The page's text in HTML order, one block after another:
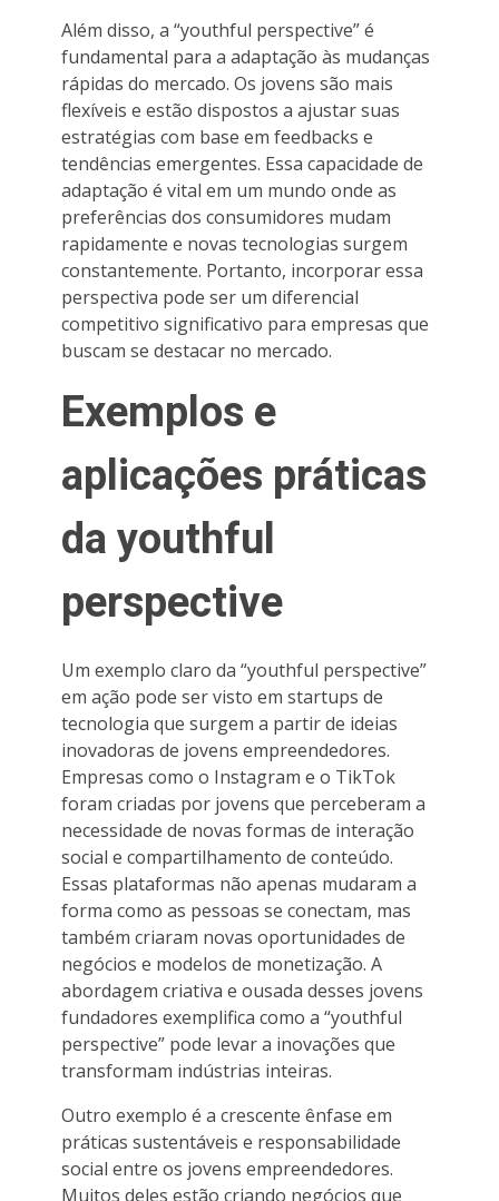
Além disso, a “youthful perspective” é
fundamental para a adaptação às mudanças
rápidas do mercado. Os jovens são mais
flexíveis e estão dispostos a ajustar suas
estratégias com base em feedbacks e
tendências emergentes. Essa capacidade de
adaptação é vital em um mundo onde as
preferências dos consumidores mudam
rapidamente e novas tecnologias surgem
constantemente. Portanto, incorporar essa
perspectiva pode ser um diferencial
competitivo significativo para empresas que
buscam se destacar no mercado.
Exemplos e
aplicações práticas
da youthful
perspective
Um exemplo claro da “youthful perspective”
em ação pode ser visto em startups de
tecnologia que surgem a partir de ideias
inovadoras de jovens empreendedores.
Empresas como o Instagram e o TikTok
foram criadas por jovens que perceberam a
necessidade de novas formas de interação
social e compartilhamento de conteúdo.
Essas plataformas não apenas mudaram a
forma como as pessoas se conectam, mas
também criaram novas oportunidades de
negócios e modelos de monetização. A
abordagem criativa e ousada desses jovens
fundadores exemplifica como a “youthful
perspective” pode levar a inovações que
transformam indústrias inteiras.
Outro exemplo é a crescente ênfase em
práticas sustentáveis e responsabilidade
social entre os jovens empreendedores.
Muitos deles estão criando negócios que